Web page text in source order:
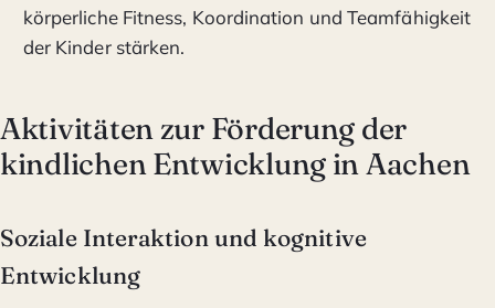
körperliche Fitness, Koordination und Teamfähigkeit
der Kinder stärken.
Aktivitäten zur Förderung der
kindlichen Entwicklung in Aachen
Soziale Interaktion und kognitive
Entwicklung